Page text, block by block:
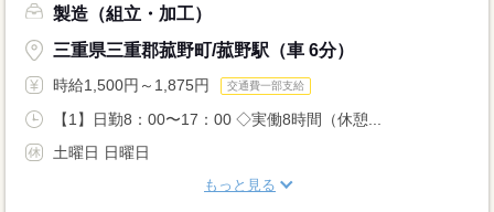
製造（組立・加工）
三重県三重郡菰野町/菰野駅（車 6分）
時給1,500円～1,875円 交通費一部支給
【1】日勤8：00〜17：00 ◇実働8時間（休憩...
土曜日 日曜日
もっと見る